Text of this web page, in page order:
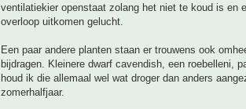
ventilatiekier openstaat zolang het niet te koud is en
overloop uitkomen gelucht.
Een paar andere planten staan er trouwens ook
bijdragen. Kleinere dwarf cavendish, een roebelleni,
houd ik die allemaal wel wat droger dan anders
zomerhalfjaar.